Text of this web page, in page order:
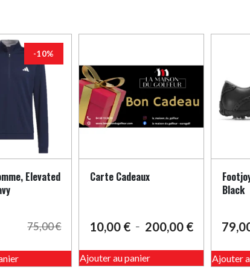
-10%
Elevated
75,00€
produit
Carte Cadeaux
10,00 € – 200,00 €
Plage
prix :
10,00 €
Ajouter au panier
produit
Black
Ajouter